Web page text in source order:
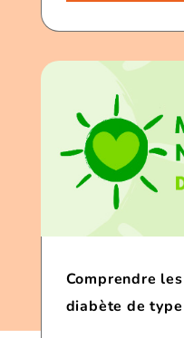
Comprendre
diabète de